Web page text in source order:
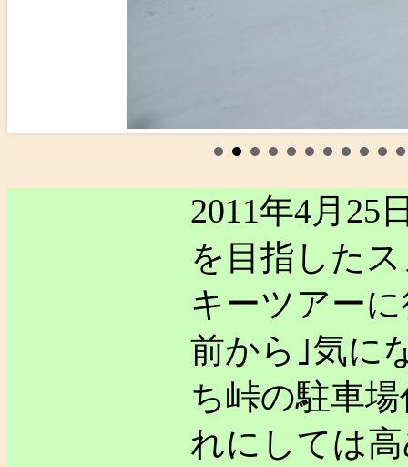
2011年4月25
を目指した
キーツアー
前から｣気に
ち峠の駐車
れにしては